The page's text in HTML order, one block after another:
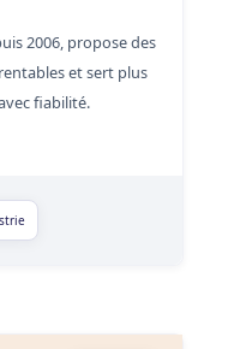
2006, propose des
et sert plus
fiabilité.